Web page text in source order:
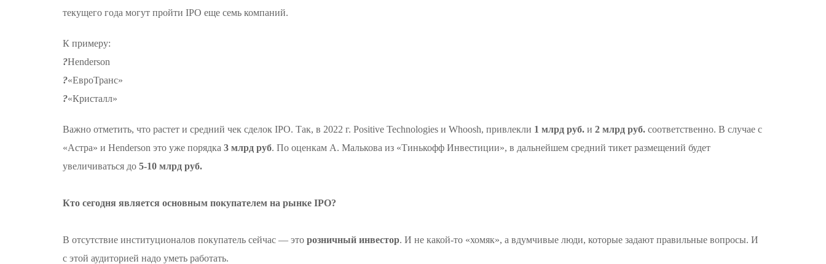
текущего года могут пройти IPO еще семь компаний.
К примеру:
?️Henderson
?️«ЕвроТранс»
?️«Кристалл»
Важно отметить, что растет и средний чек сделок IPO. Так, в 2022 г. Positive Technologies и Whoosh, привлекли 1 млрд руб. и 2 млрд руб. соответственно. В случае с
«Астра» и Henderson это уже порядка 3 млрд руб. По оценкам А. Малькова из «Тинькофф Инвестиции», в дальнейшем средний тикет размещений будет
увеличиваться до 5-10 млрд руб.
Кто сегодня является основным покупателем на рынке IPO?
В отсутствие институционалов покупатель сейчас — это розничный инвестор. И не какой-то «хомяк», а вдумчивые люди, которые задают правильные вопросы. И
с этой аудиторией надо уметь работать.